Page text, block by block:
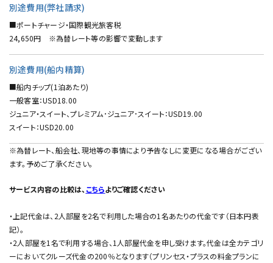
別途費用(弊社請求)
■ポートチャージ・国際観光旅客税
24,650円 ※為替レート等の影響で変動します
別途費用(船内精算)
■船内チップ(1泊あたり)
一般客室：USD18.00
ジュニア・スイート、プレミアム･ジュニア･スイート：USD19.00
スイート：USD20.00
※為替レート、船会社、現地等の事情により予告なしに変更になる場合がござい
ます。予めご了承ください。
サービス内容の比較は、 こちらよりご確認ください
・上記代金は、2人部屋を2名で利用した場合の1名あたりの代金です（日本円表
記）。
・2人部屋を1名で利用する場合、1人部屋代金を申し受けます。代金は全カテゴリ
ーにおいてクルーズ代金の200％となります（プリンセス・プラスの料金プランに